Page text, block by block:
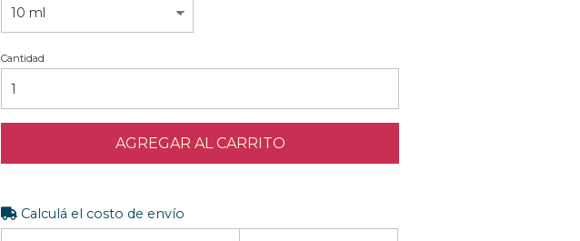
Cantidad
AGREGAR AL CARRITO
Calculá el costo de envío